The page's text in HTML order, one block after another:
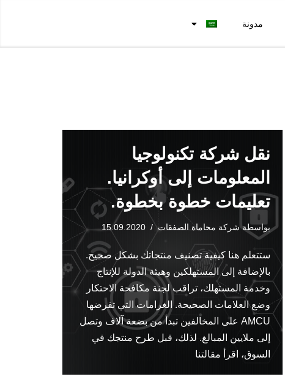
مدونة
نقل شركة تكنولوجيا
المعلومات إلى أوكرانيا.
تعليمات خطوة بخطوة.
بواسطةشركة محاماة الصفقات 15.09.2020
ستتعلم هنا كيفية تصنيف منتجاتك بشكل صحيح.
بالإضافة إلى المستهلكين وهيئة الدولة للإنتاج
وخدمة المستهلك، تراقب لجنة مكافحة الاحتكار
وضع العلامات الصحيحة. الغرامات التي تفرضها
AMCU على المخالفين تبدأ من بضعة آلاف وتصل
إلى ملايين المبالغ. لذلك، قبل طرح منتجك في
السوق، اقرأ مقالتنا